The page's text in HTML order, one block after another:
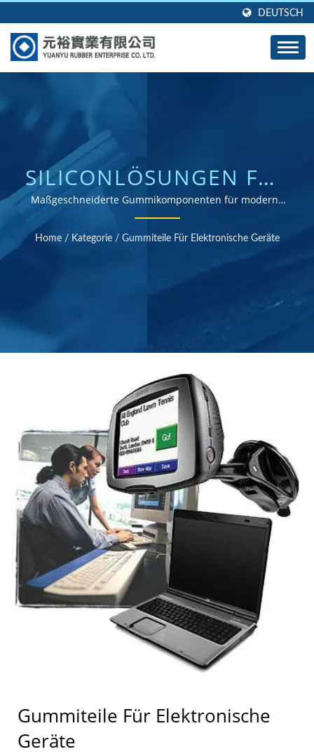
DEUTSCH
SILICONLÖSUNGEN FÜR
ELEKTRONISCHE
GERÄTE
Maßgeschneiderte Gummikomponenten für moderne
elektronische Anwendungen
Home / Kategorie / Gummiteile Für Elektronische Geräte
Gummiteile Für Elektronische
Geräte